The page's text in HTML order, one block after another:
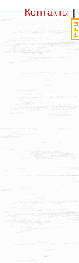
Контакты |